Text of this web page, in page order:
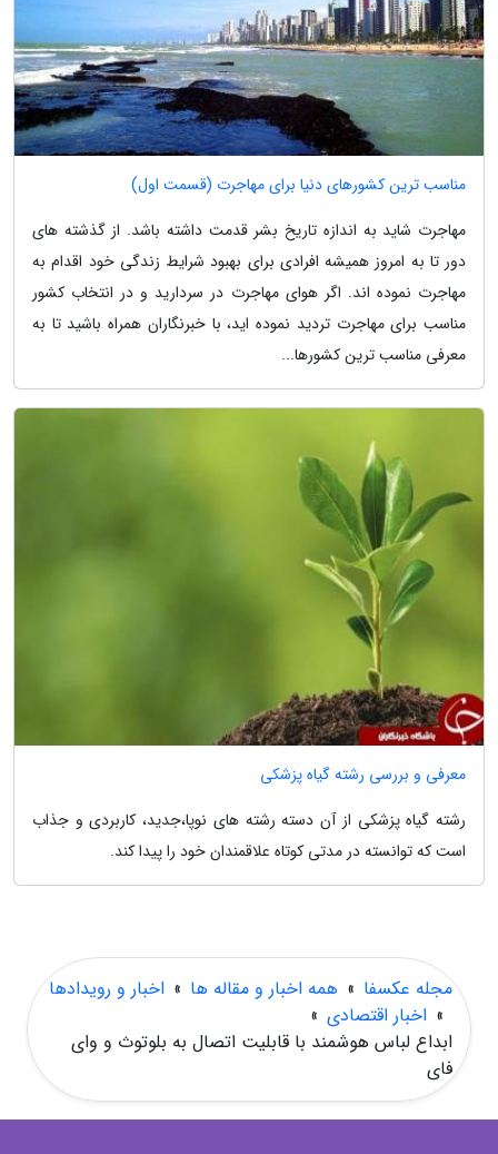
مناسب ترین کشورهای دنیا برای مهاجرت (قسمت اول)
مهاجرت شاید به اندازه تاریخ بشر قدمت داشته باشد. از گذشته های
دور تا به امروز همیشه افرادی برای بهبود شرایط زندگی خود اقدام به
مهاجرت نموده اند. اگر هوای مهاجرت در سردارید و در انتخاب کشور
مناسب برای مهاجرت تردید نموده اید، با خبرنگاران همراه باشید تا به
معرفی مناسب ترین کشورها...
معرفی و بررسی رشته گیاه پزشکی
رشته گیاه پزشکی از آن دسته رشته های نوپا،جدید، کاربردی و جذاب
است که توانسته در مدتی کوتاه علاقمندان خود را پیدا کند.
مجله عکسفا » همه اخبار و مقاله ها » اخبار و رویدادها
» اخبار اقتصادی »
ابداع لباس هوشمند با قابلیت اتصال به بلوتوث و وای
فای